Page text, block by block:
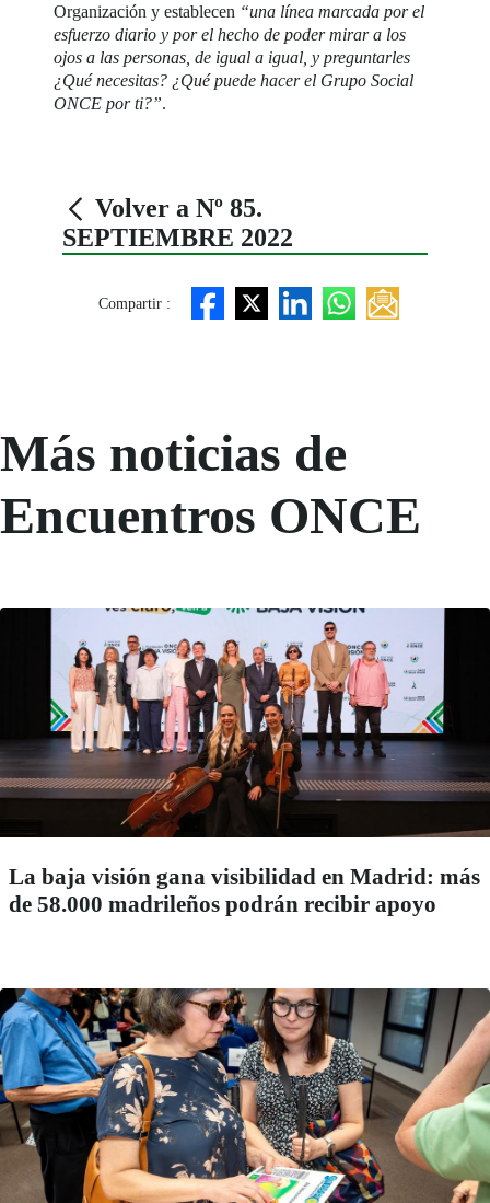
Organización y establecen “una línea marcada por el
esfuerzo diario y por el hecho de poder mirar a los
ojos a las personas, de igual a igual, y preguntarles
¿Qué necesitas? ¿Qué puede hacer el Grupo Social
ONCE por ti?”.
Volver a Nº 85.
SEPTIEMBRE 2022
Compartir :
Más noticias de
Encuentros ONCE
La baja visión gana visibilidad en Madrid: más
de 58.000 madrileños podrán recibir apoyo